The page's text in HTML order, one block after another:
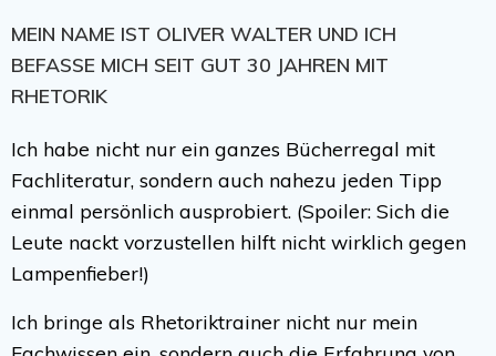
MEIN NAME IST OLIVER WALTER UND ICH
BEFASSE MICH SEIT GUT 30 JAHREN MIT
RHETORIK
Ich habe nicht nur ein ganzes Bücherregal mit
Fachliteratur, sondern auch nahezu jeden Tipp
einmal persönlich ausprobiert. (Spoiler: Sich die
Leute nackt vorzustellen hilft nicht wirklich gegen
Lampenfieber!)
Ich bringe als Rhetoriktrainer nicht nur mein